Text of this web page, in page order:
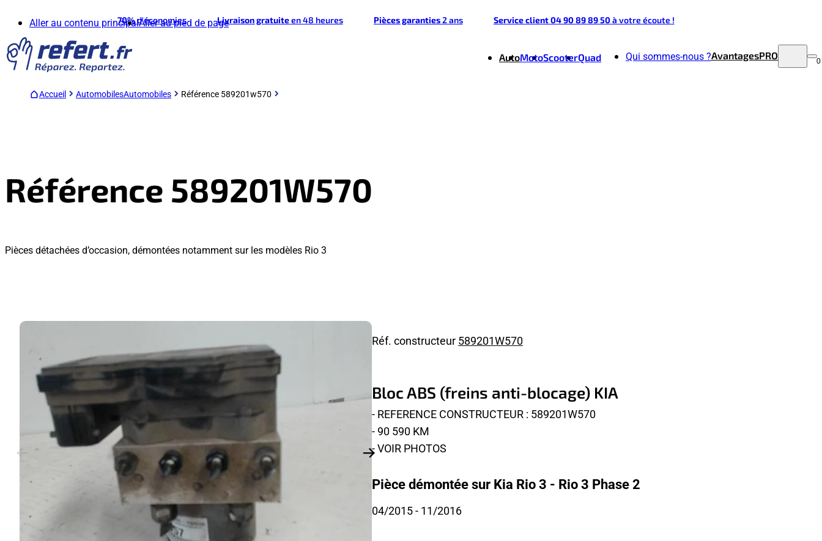
Aller au contenu principalAller au pied de page
70%d'économies Livraison gratuiteen 48 heures Pièces garanties2 ans Service client 04 90 89 89 50à votre écoute !
AutoMotoScooterQuad Qui sommes-nous ?AvantagesPRO 0
Accueil AutomobilesAutomobiles Référence 589201w570
Référence 589201W570
Pièces détachées d’occasion, démontées notamment sur les modèles Rio 3
Réf. constructeur 589201W570
Bloc ABS (freins anti-blocage) KIA
- REFERENCE CONSTRUCTEUR : 589201W570
- 90 590 KM
- VOIR PHOTOS
Pièce démontée sur Kia Rio 3 - Rio 3 Phase 2
04/2015- 11/2016